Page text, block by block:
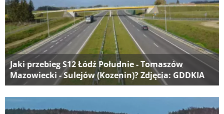
Jaki przebieg S12 Łódź Południe - Tomaszów
Mazowiecki - Sulejów (Kozenin)? Zdjęcia: GDDKIA